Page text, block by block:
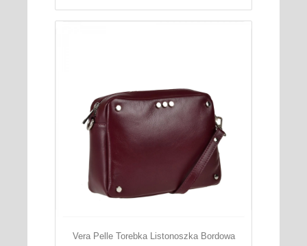
Vera Pelle Torebka Listonoszka Bordowa